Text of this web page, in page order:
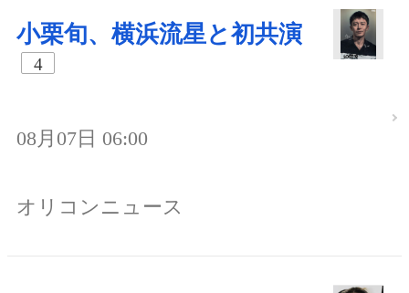
小栗旬、横浜流星と初共演
4
08月07日 06:00
オリコンニュース